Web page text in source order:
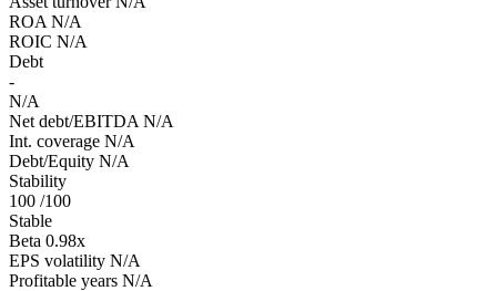
ROA N/A
ROIC N/A
Debt
-
N/A
Net debt/EBITDA N/A
Int. coverage N/A
Debt/Equity N/A
Stability
100 /100
Stable
Beta 0.98x
EPS volatility N/A
Profitable years N/A